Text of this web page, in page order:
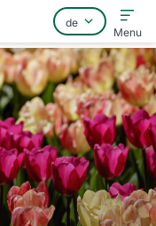
Menu